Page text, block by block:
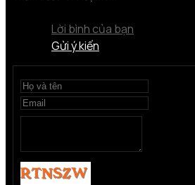
Lời bình của bạn
Gửi ý kiến